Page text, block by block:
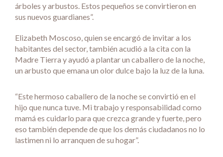
árboles y arbustos. Estos pequeños se convirtieron en
sus nuevos guardianes”.
Elizabeth Moscoso, quien se encargó de invitar a los
habitantes del sector, también acudió a la cita con la
Madre Tierra y ayudó a plantar un caballero de la noche,
un arbusto que emana un olor dulce bajo la luz de la luna.
“Este hermoso caballero de la noche se convirtió en el
hijo que nunca tuve. Mi trabajo y responsabilidad como
mamá es cuidarlo para que crezca grande y fuerte, pero
eso también depende de que los demás ciudadanos no lo
lastimen ni lo arranquen de su hogar”.